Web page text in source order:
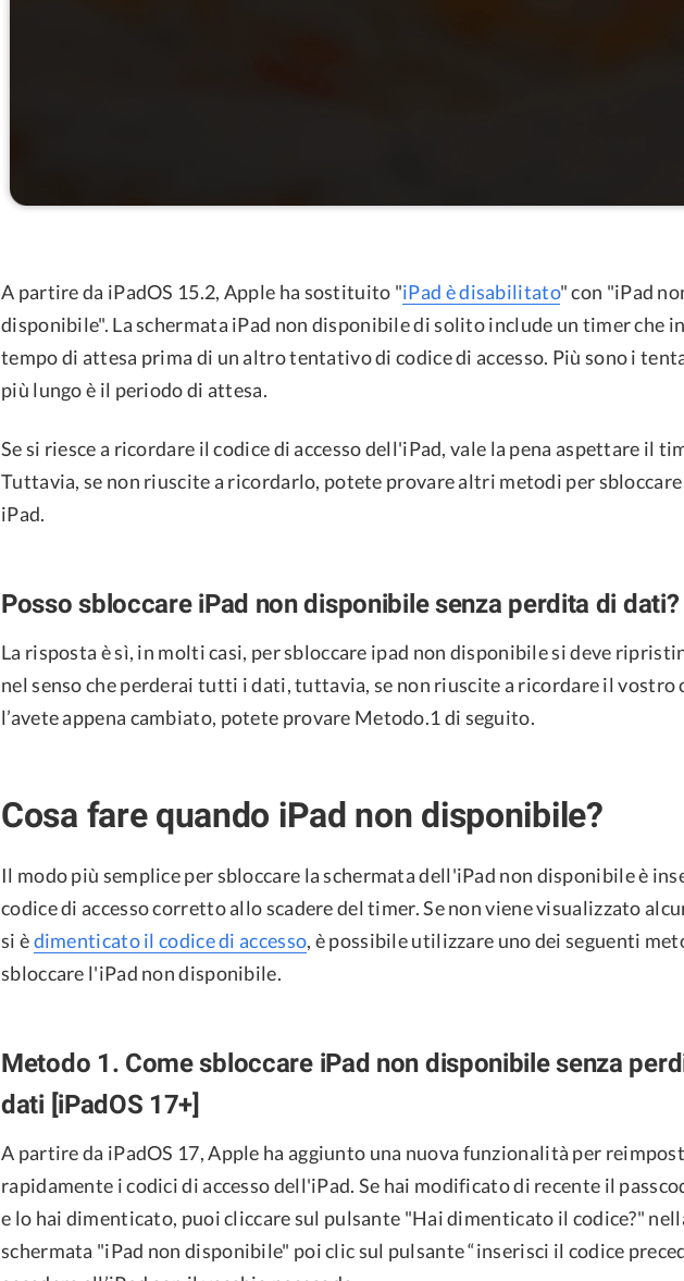
A partire da iPadOS 15.2, Apple ha sostituito "iPad è disabilitato" con "iPad
disponibile". La schermata iPad non disponibile di solito include un timer che
tempo di attesa prima di un altro tentativo di codice di accesso. Più sono i
più lungo è il periodo di attesa.
Se si riesce a ricordare il codice di accesso dell'iPad, vale la pena aspettare il
Tuttavia, se non riuscite a ricordarlo, potete provare altri metodi per
iPad.
Posso sbloccare iPad non disponibile senza perdita di dati?
La risposta è sì, in molti casi, per sbloccare ipad non disponibile si deve
nel senso che perderai tutti i dati, tuttavia, se non riuscite a ricordare il vostro
l’avete appena cambiato, potete provare Metodo.1 di seguito.
Cosa fare quando iPad non disponibile?
Il modo più semplice per sbloccare la schermata dell'iPad non disponibile è
codice di accesso corretto allo scadere del timer. Se non viene visualizzato
si èdimenticato il codice di accesso, è possibile utilizzare uno dei seguenti
sbloccare l'iPad non disponibile.
Metodo 1. Come sbloccare iPad non disponibile senza
dati [iPadOS 17+]
A partire da iPadOS 17, Apple ha aggiunto una nuova funzionalità per
rapidamente i codici di accesso dell'iPad. Se hai modificato di recente il
e lo hai dimenticato, puoi cliccare sul pulsante "Hai dimenticato il codice?"
schermata "iPad non disponibile" poi clic sul pulsante “inserisci il codice